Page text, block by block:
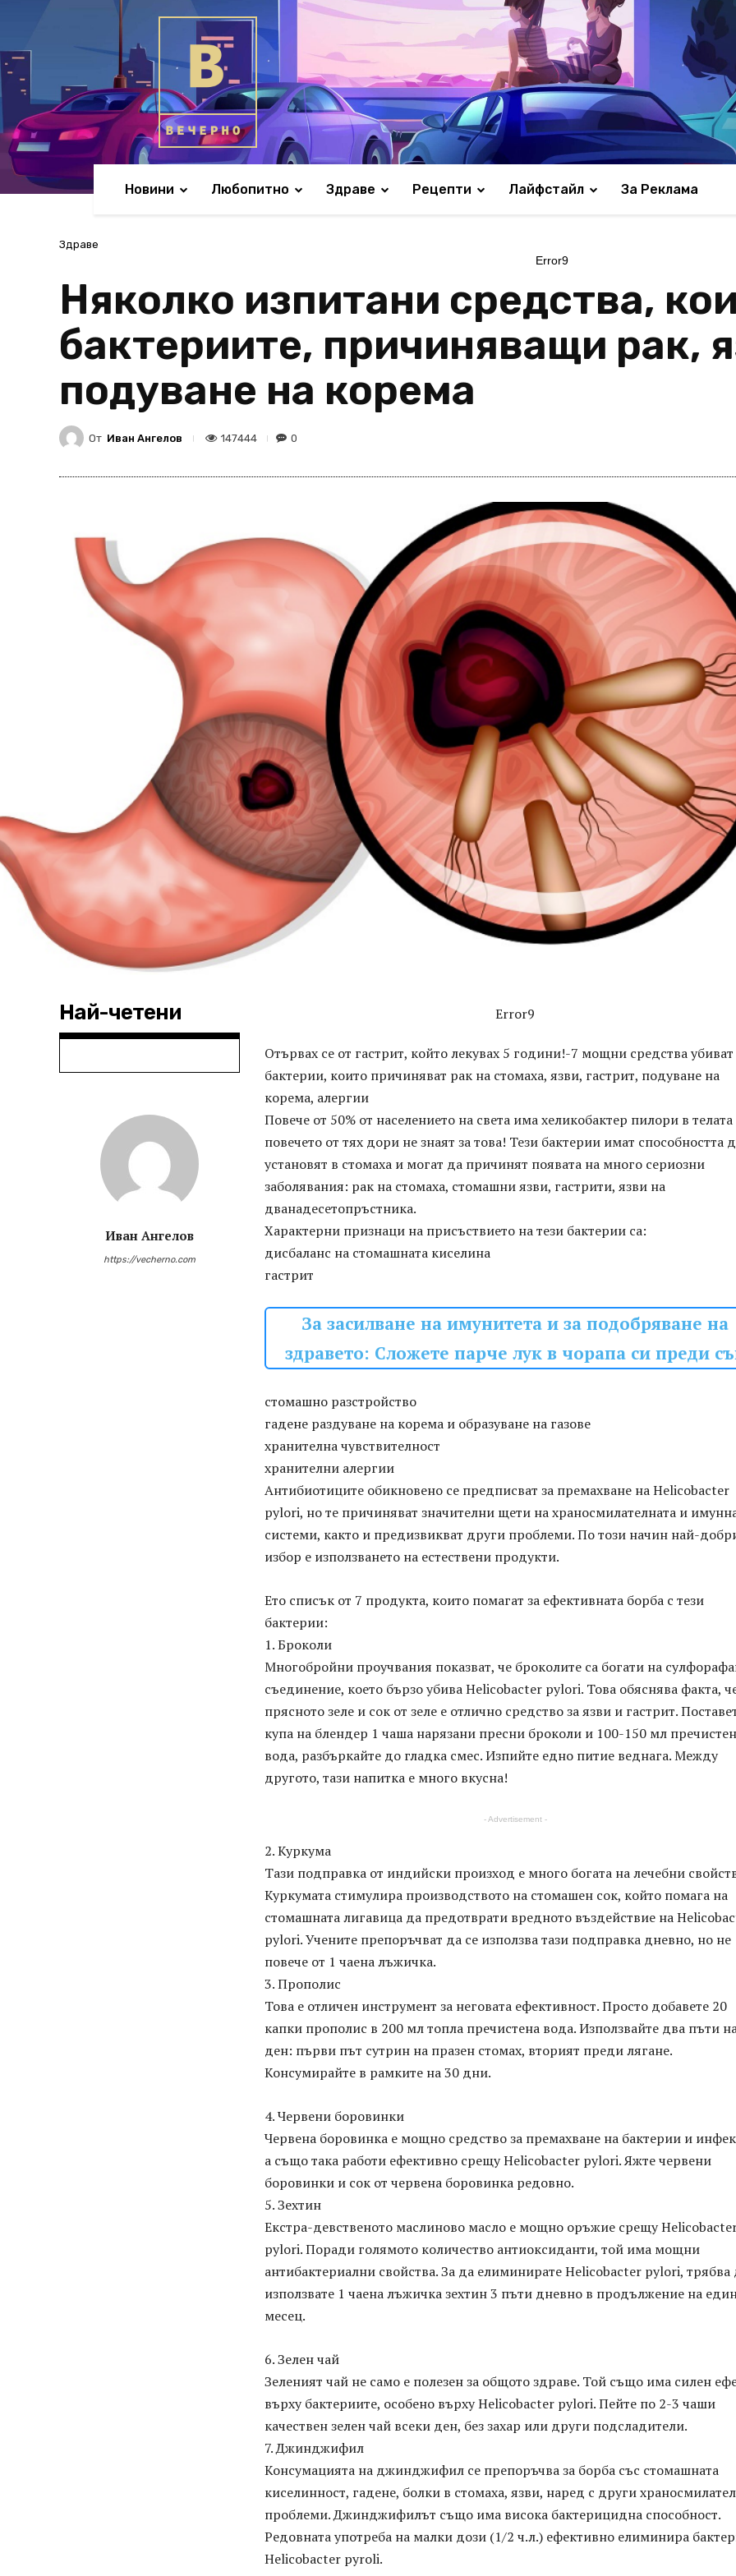
Новини Любопитно Здраве Рецепти Лайфстайл За Реклама
Здраве
Error9
Няколко изпитани средства,
бактериите, причиняващи рак,
подуване на корема
От Иван Ангелов 147444 0
Най-четени
Иван Ангелов
https://vecherno.com
Error9
Отървах се от гастрит, който лекувах 5 години!-7 мощни средства убиват
бактерии, които причиняват рак на стомаха, язви, гастрит, подуване на
корема, алергии
Повече от 50% от населението на света има хеликобактер пилори в
повечето от тях дори не знаят за това! Тези бактерии имат способността
установят в стомаха и могат да причинят появата на много сериозни
заболявания: рак на стомаха, стомашни язви, гастрити, язви на
дванадесетопръстника.
Характерни признаци на присъствието на тези бактерии са:
дисбаланс на стомашната киселина
гастрит
За засилване на имунитета и за подобряване на
здравето: Сложете парче лук в чорапа си преди
стомашно разстройство
гадене раздуване на корема и образуване на газове
хранителна чувствителност
хранителни алергии
Антибиотиците обикновено се предписват за премахване на Helicobacter
pylori, но те причиняват значителни щети на храносмилателната и
системи, както и предизвикват други проблеми. По този начин най-
избор е използването на естествени продукти.
Ето списък от 7 продукта, които помагат за ефективната борба с тези
бактерии:
1. Броколи
Многобройни проучвания показват, че броколите са богати на
съединение, което бързо убива Helicobacter pylori. Това обяснява факта,
прясното зеле и сок от зеле е отлично средство за язви и гастрит.
купа на блендер 1 чаша нарязани пресни броколи и 100-150 мл
вода, разбъркайте до гладка смес. Изпийте едно питие веднага. Между
другото, тази напитка е много вкусна!
- Advertisement -
2. Куркума
Тази подправка от индийски произход е много богата на лечебни
Куркумата стимулира производството на стомашен сок, който помага на
стомашната лигавица да предотврати вредното въздействие на
pylori. Учените препоръчват да се използва тази подправка дневно, но не
повече от 1 чаена лъжичка.
3. Прополис
Това е отличен инструмент за неговата ефективност. Просто добавете 20
капки прополис в 200 мл топла пречистена вода. Използвайте два пъти
ден: първи път сутрин на празен стомах, вторият преди лягане.
Консумирайте в рамките на 30 дни.
4. Червени боровинки
Червена боровинка е мощно средство за премахване на бактерии и
а също така работи ефективно срещу Helicobacter pylori. Яжте червени
боровинки и сок от червена боровинка редовно.
5. Зехтин
Екстра-девственото маслиново масло е мощно оръжие срещу
pylori. Поради голямото количество антиоксиданти, той има мощни
антибактериални свойства. За да елиминирате Helicobacter pylori, трябва
използвате 1 чаена лъжичка зехтин 3 пъти дневно в продължение на
месец.
6. Зелен чай
Зеленият чай не само е полезен за общото здраве. Той също има силен
върху бактериите, особено върху Helicobacter pylori. Пейте по 2-3 чаши
качествен зелен чай всеки ден, без захар или други подсладители.
7. Джинджифил
Консумацията на джинджифил се препоръчва за борба със стомашната
киселинност, гадене, болки в стомаха, язви, наред с други
проблеми. Джинджифилът също има висока бактерицидна способност.
Редовната употреба на малки дози (1/2 ч.л.) ефективно елиминира
Helicobacter pyroli.